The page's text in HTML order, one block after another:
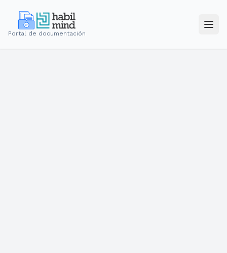
Portal de documentación